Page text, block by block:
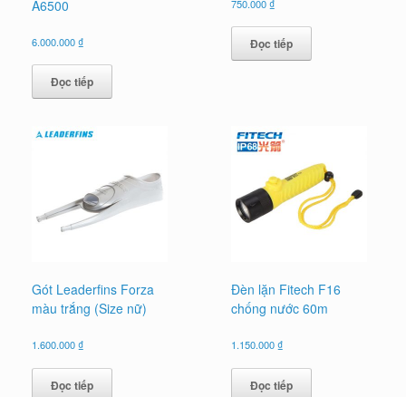
A6500
6.000.000₫
Đọc tiếp
750.000₫
Đọc tiếp
Gót Leaderfins Forza
màu trắng (Size nữ)
1.600.000₫
Đọc tiếp
Đèn lặn Fitech F16
chống nước 60m
1.150.000₫
Đọc tiếp